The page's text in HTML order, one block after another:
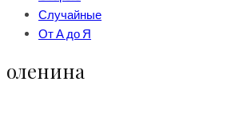
Случайные
От А до Я
оленина